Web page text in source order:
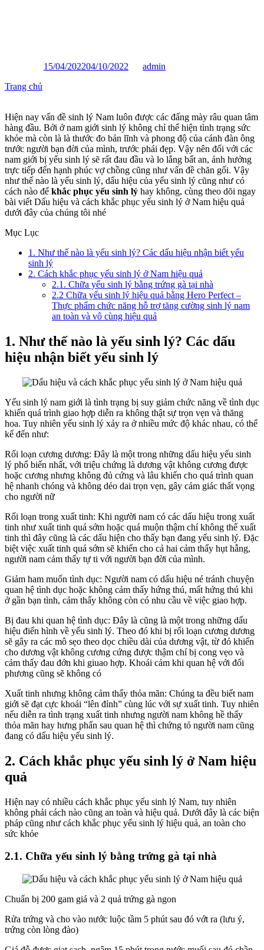
15/04/202204/10/2022
admin
Trang chủ
Hiện nay vấn đề sinh lý Nam luôn được các đấng mày râu quan tâm
hàng đầu. Bởi ở nam giới sinh lý không chỉ thể hiện tình trạng sức
khỏe mà còn là là thước đo bản lĩnh và phong độ của cánh đàn ông
trước người bạn đời của mình, trước phái đẹp. Vậy nên đối với các
nam giới bị yếu sinh lý sẽ rất đau đầu và lo lắng bất an, ảnh hưởng
trực tiếp đến hạnh phúc vợ chồng cũng như vấn đề chăn gối. Vậy
như thế nào là yếu sinh lý, dấu hiệu của yếu sinh lý cũng như có
cách nào để khắc phục yếu sinh lý hay không, cùng theo dõi ngay
bài viết Dấu hiệu và cách khắc phục yếu sinh lý ở Nam hiệu quả
dưới đây của chúng tôi nhé
Mục Lục
1. Như thế nào là yếu sinh lý? Các dấu hiệu nhận biết yếu
sinh lý
2. Cách khắc phục yếu sinh lý ở Nam hiệu quả
2.1. Chữa yếu sinh lý bằng trứng gà tại nhà
2.2 Chữa yếu sinh lý hiệu quả bằng Hero Perfect –
Thực phẩm chức năng hỗ trợ tăng cường sinh lý nam
an toàn và vô cùng hiệu quả
1. Như thế nào là yếu sinh lý? Các dấu
hiệu nhận biết yếu sinh lý
Yếu sinh lý nam giới là tình trạng bị suy giảm chức năng về tình dục
khiến quá trình giao hợp diễn ra không thật sự trọn vẹn và thăng
hoa. Tuy nhiên yếu sinh lý xảy ra ở nhiều mức độ khác nhau, có thể
kể đến như:
Rối loạn cương dương: Đây là một trong những dấu hiệu yếu sinh
lý phổ biến nhất, với triệu chứng là dương vật không cương được
hoặc cương nhưng không đủ cứng và lâu khiến cho quá trình quan
hệ nhanh chóng và không dẻo dai trọn vẹn, gây cảm giác thất vọng
cho người nữ
Rối loạn trong xuất tinh: Khi người nam có các dấu hiệu trong xuất
tinh như xuất tinh quá sớm hoặc quá muộn thậm chí không thể xuất
tinh thì đây cũng là các dấu hiện cho thấy bạn đang yếu sinh lý. Đặc
biệt việc xuất tinh quá sớm sẽ khiến cho cả hai cảm thấy hụt hẫng,
người nam cảm thấy tự ti với người bạn đời của mình.
Giảm ham muốn tình dục: Người nam có dấu hiệu né tránh chuyện
quan hệ tình dục hoặc không cảm thấy hứng thú, mất hứng thú khi
ở gần bạn tình, cảm thấy không còn có nhu cầu về việc giao hợp.
Bị đau khi quan hệ tình dục: Đây là cũng là một trong những dấu
hiệu điển hình về yếu sinh lý. Theo đó khi bị rối loạn cương dương
sẽ gây ra các mô sẹo theo dọc chiều dài của dương vật, từ đó khiến
cho dương vật không cương cứng được thậm chí bị cong vẹo và
cảm thấy đau đớn khi giuao hợp. Khoái cảm khi quan hệ với đối
phương cũng sẽ không có
Xuất tinh nhưng không cảm thấy thỏa mãn: Chúng ta đều biết nam
giới sẽ đạt cực khoái “lên đỉnh” cùng lúc với sự xuất tinh. Tuy nhiên
nếu diễn ra tình trạng xuất tinh nhưng người nam không hề thấy
thỏa mãn hay hưng phấn sau quan hệ thì chứng tỏ người nam cũng
đang có dấu hiệu yếu sinh lý.
2. Cách khắc phục yếu sinh lý ở Nam hiệu
quả
Hiện nay có nhiều cách khắc phục yếu sinh lý Nam, tuy nhiên
không phải cách nào cũng an toàn và hiệu quả. Dưới đây là các biện
pháp cũng như cách khắc phục yếu sinh lý hiệu quả, an toàn cho
sức khỏe
2.1. Chữa yếu sinh lý bằng trứng gà tại nhà
Chuẩn bị 200 gam giá và 2 quả trứng gà ngon
Rửa trứng và cho vào nước luộc tầm 5 phút sau đó vớt ra (lưu ý,
trứng còn lòng đào)